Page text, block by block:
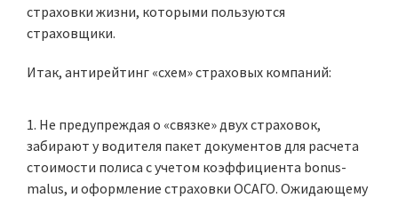
страховки жизни, которыми пользуются
страховщики.
Итак, антирейтинг «схем» страховых компаний:
Не предупреждая о «связке» двух страховок,
забирают у водителя пакет документов для расчета
стоимости полиса с учетом коэффициента bonus-
malus, и оформление страховки ОСАГО. Ожидающему